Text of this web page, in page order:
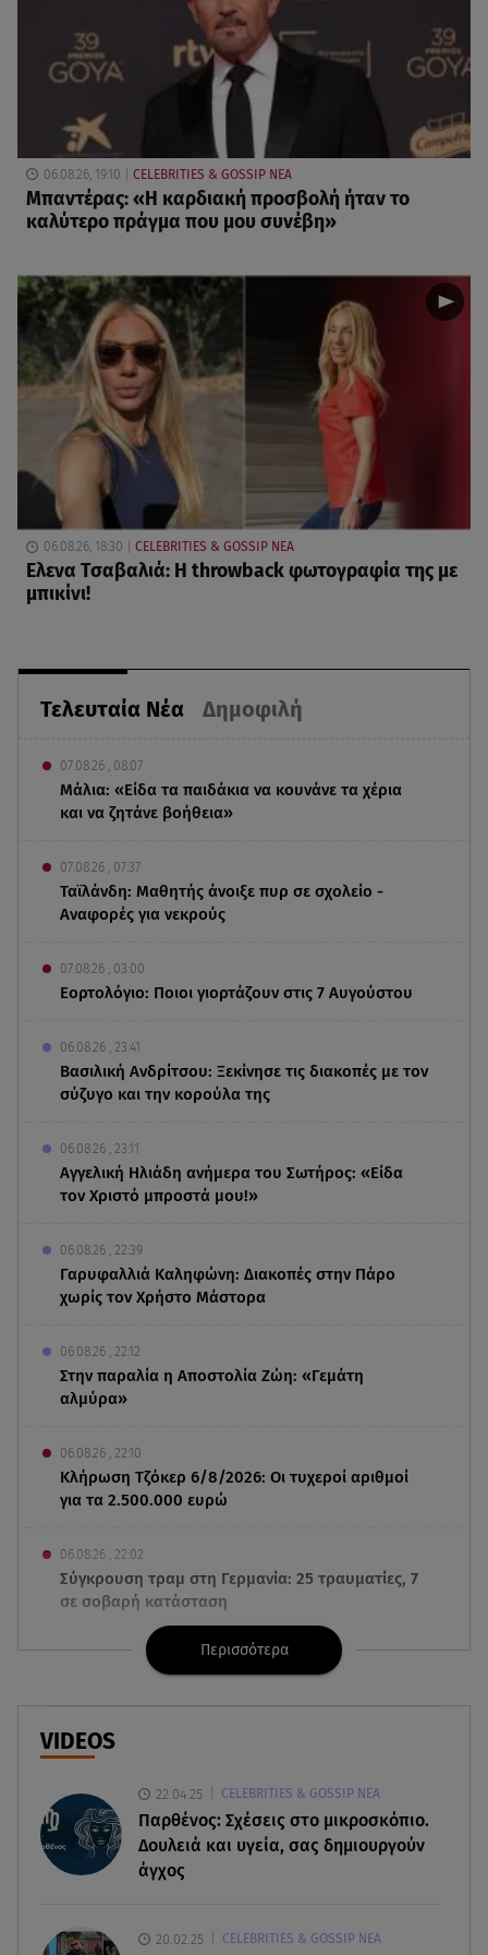
Τελευταία Νέα Δημοφιλή
07.08.26 , 08:07
Μάλια: «Είδα τα παιδάκια να κουνάνε τα χέρια
και να ζητάνε βοήθεια»
07.08.26 , 07:37
Ταϊλάνδη: Μαθητής άνοιξε πυρ σε σχολείο -
Αναφορές για νεκρούς
07.08.26 , 03:00
Εορτολόγιο: Ποιοι γιορτάζουν στις 7 Αυγούστου
06.08.26 , 23:41
Βασιλική Ανδρίτσου: Ξεκίνησε τις διακοπές με τον
σύζυγο και την κορούλα της
06.08.26 , 23:11
Αγγελική Ηλιάδη ανήμερα του Σωτήρος: «Είδα
τον Χριστό μπροστά μου!»
06.08.26 , 22:39
Γαρυφαλλιά Καληφώνη: Διακοπές στην Πάρο
χωρίς τον Χρήστο Μάστορα
06.08.26 , 22:12
Στην παραλία η Αποστολία Ζώη: «Γεμάτη
αλμύρα»
06.08.26 , 22:10
Κλήρωση Τζόκερ 6/8/2026: Οι τυχεροί αριθμοί
για τα 2.500.000 ευρώ
06.08.26 , 22:02
Σύγκρουση τραμ στη Γερμανία: 25 τραυματίες, 7
σε σοβαρή κατάσταση
Νέες τουρκικές προκλήσεις στο Αιγαίο -
Αερομαχία με ελληνικά F-16
06.08.26 , 21:31
Τροχαίο για τον Mike - Η ανακοίνωση του ράπερ
στα social media
06.08.26 , 21:22
Ισραήλ - Κύπρος - Κρήτη: Το μεγαλύτερο
Περισσότερα
VIDEOS
22.04.25 CELEBRITIES & GOSSIP ΝΕΑ
Παρθένος: Σχέσεις στο μικροσκόπιο.
Δουλειά και υγεία, σας δημιουργούν
άγχος
20.02.25 CELEBRITIES & GOSSIP ΝΕΑ
06.08.26, 19:10 CELEBRITIES & GOSSIP ΝΕΑ
Μπαντέρας: «Η καρδιακή προσβολή ήταν το
καλύτερο πράγμα που μου συνέβη»
06.08.26, 18:30 CELEBRITIES & GOSSIP ΝΕΑ
Ελενα Τσαβαλιά: Η throwback φωτογραφία της με
μπικίνι!